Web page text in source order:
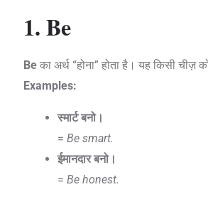
1. Be
Beका अर्थ “होना” होता है। यह किसी चीज़
Examples:
स्मार्ट बनो।
= Be smart.
ईमानदार बनो।
= Be honest.